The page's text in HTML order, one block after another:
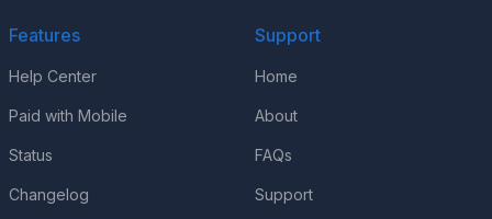
Features
Help Center
Paid with Mobile
Status
Changelog
Support
Home
About
FAQs
Support